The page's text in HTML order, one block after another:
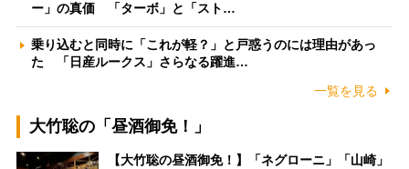
ー」の真価 「ターボ」と「スト…
乗り込むと同時に「これが軽？」と戸惑うのには理由があっ
た 「日産ルークス」さらなる躍進…
一覧を見る
大竹聡の「昼酒御免！」
【大竹聡の昼酒御免！】「ネグローニ」「山崎」